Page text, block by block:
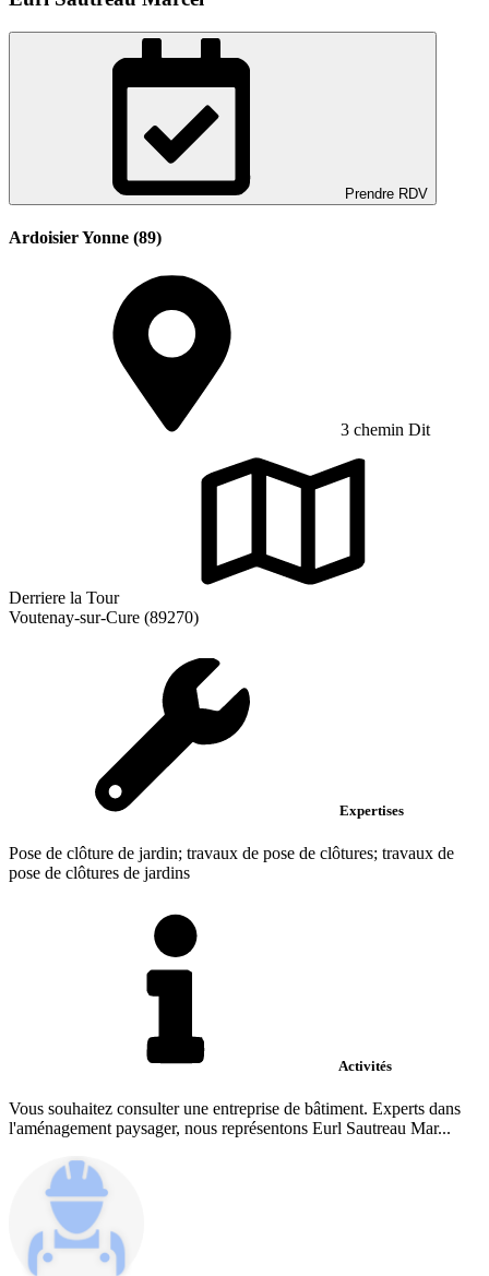
Prendre RDV
Ardoisier Yonne (89)
3 chemin Dit
Derriere la Tour
Voutenay-sur-Cure (89270)
Expertises
Pose de clôture de jardin; travaux de pose de clôtures; travaux de
pose de clôtures de jardins
Activités
Vous souhaitez consulter une entreprise de bâtiment. Experts dans
l'aménagement paysager, nous représentons Eurl Sautreau Mar...